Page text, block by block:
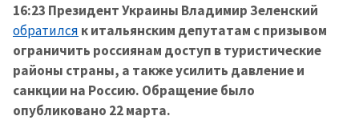
16:23 Президент Украины Владимир Зеленский
обратился к итальянским депутатам с призывом
ограничить россиянам доступ в туристические
районы страны, а также усилить давление и
санкции на Россию. Обращение было
опубликовано 22 марта.